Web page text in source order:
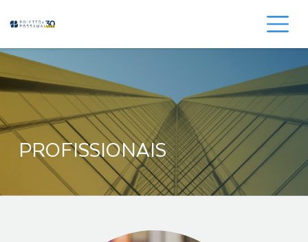
PROFISSIONAIS